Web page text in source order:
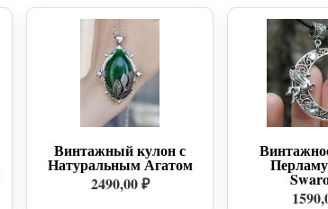
Винтажный кулон с
Натуральным Агатом
2490,00 ₽